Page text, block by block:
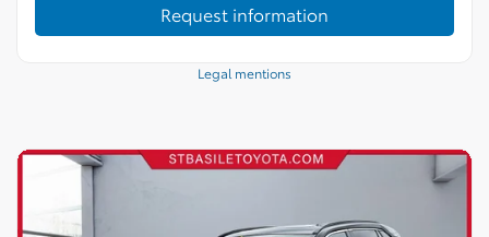
Request information
Legal mentions